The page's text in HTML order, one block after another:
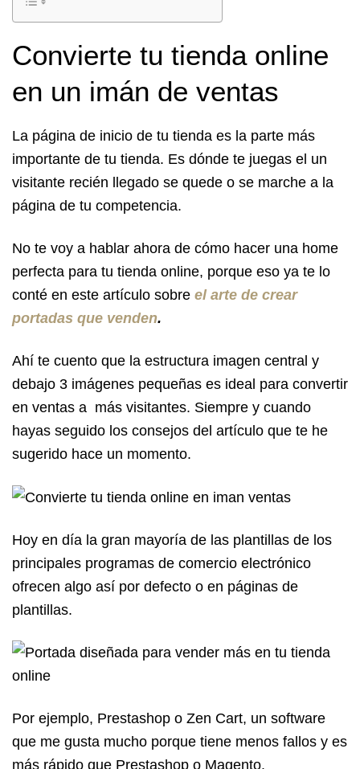
Convierte tu tienda online
en un imán de ventas
La página de inicio de tu tienda es la parte más
importante de tu tienda. Es dónde te juegas el un
visitante recién llegado se quede o se marche a la
página de tu competencia.
No te voy a hablar ahora de cómo hacer una home
perfecta para tu tienda online, porque eso ya te lo
conté en este artículo sobre el arte de crear
portadas que venden.
Ahí te cuento que la estructura imagen central y
debajo 3 imágenes pequeñas es ideal para convertir
en ventas a más visitantes. Siempre y cuando
hayas seguido los consejos del artículo que te he
sugerido hace un momento.
Hoy en día la gran mayoría de las plantillas de los
principales programas de comercio electrónico
ofrecen algo así por defecto o en páginas de
plantillas.
Por ejemplo, Prestashop o Zen Cart, un software
que me gusta mucho porque tiene menos fallos y es
más rápido que Prestashop o Magento.